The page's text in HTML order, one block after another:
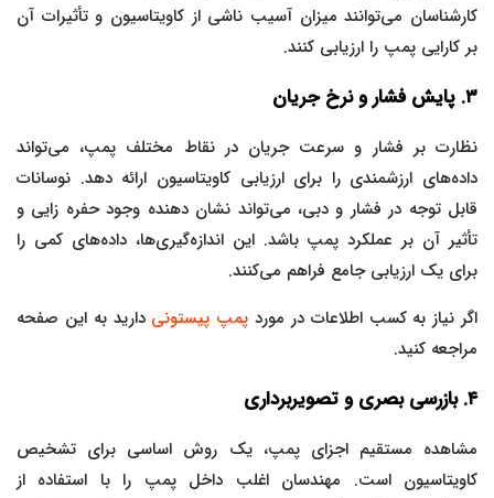
کارشناسان می‌توانند میزان آسیب ناشی از کاویتاسیون و تأثیرات آن
بر کارایی پمپ را ارزیابی کنند.
۳. پایش فشار و نرخ جریان
نظارت بر فشار و سرعت جریان در نقاط مختلف پمپ، می‌تواند
داده‌های ارزشمندی را برای ارزیابی کاویتاسیون ارائه دهد. نوسانات
قابل توجه در فشار و دبی، می‌تواند نشان دهنده وجود حفره زایی و
تأثیر آن بر عملکرد پمپ باشد. این اندازه‌گیری‌ها، داده‌های کمی را
برای یک ارزیابی جامع فراهم می‌کنند.
اگر نیاز به کسب اطلاعات در مورد پمپ پیستونی دارید به این صفحه
مراجعه کنید.
۴. بازرسی بصری و تصویربرداری
مشاهده مستقیم اجزای پمپ، یک روش اساسی برای تشخیص
کاویتاسیون است. مهندسان اغلب داخل پمپ را با استفاده از